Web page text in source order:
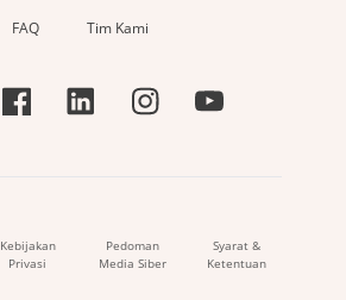
FAQ Tim Kami
Kebijakan
Privasi
Pedoman
Media Siber
Syarat &
Ketentuan